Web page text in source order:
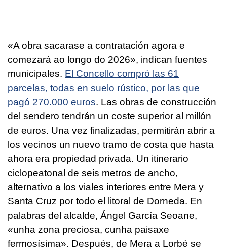
«A obra sacarase a contratación agora e
comezará ao longo do 2026», indican fuentes
municipales. El Concello compró las 61
parcelas, todas en suelo rústico, por las que
pagó 270.000 euros. Las obras de construcción
del sendero tendrán un coste superior al millón
de euros. Una vez finalizadas, permitirán abrir a
los vecinos un nuevo tramo de costa que hasta
ahora era propiedad privada. Un itinerario
ciclopeatonal de seis metros de ancho,
alternativo a los viales interiores entre Mera y
Santa Cruz por todo el litoral de Dorneda. En
palabras del alcalde, Ángel García Seoane,
«unha zona preciosa, cunha paisaxe
fermosísima». Después, de Mera a Lorbé se